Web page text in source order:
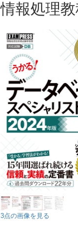
情報処理
3点の画像を見る